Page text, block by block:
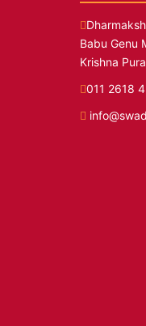
Babu Genu
Krishna
011 2618